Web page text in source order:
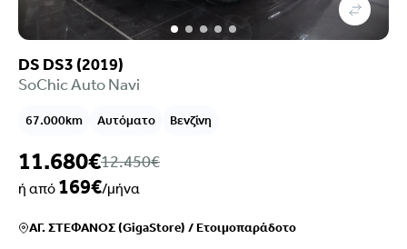
DS DS3 (2019)
SoChic Auto Navi
67.000km Αυτόματο Βενζίνη
11.680€12.450€
ή από 169€/μήνα
ΑΓ. ΣΤΕΦΑΝΟΣ (GigaStore) /Ετοιμοπαράδοτο